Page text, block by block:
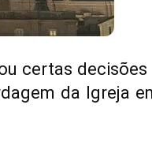
certas
da Igreja